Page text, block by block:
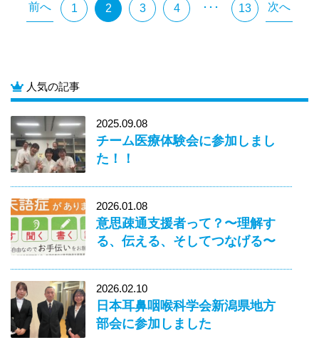
前へ 1 2 3 4 ･･･ 13 次へ
人気の記事
2025.09.08
チーム医療体験会に参加しまし
た！！
2026.01.08
意思疎通支援者って？〜理解す
る、伝える、そしてつなげる〜
2026.02.10
日本耳鼻咽喉科学会新潟県地方
部会に参加しました